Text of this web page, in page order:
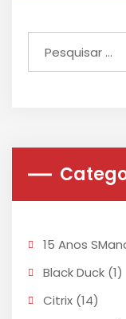
15 Anos
Black Duck (1)
Citrix (14)